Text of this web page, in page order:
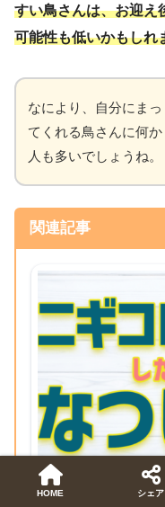
すい鳥さんは、お迎え
可能性も低いかもしれ
なにより、自分にま
てくれる鳥さんに何
人も多いでしょうね。
関連記事
HOME シェア